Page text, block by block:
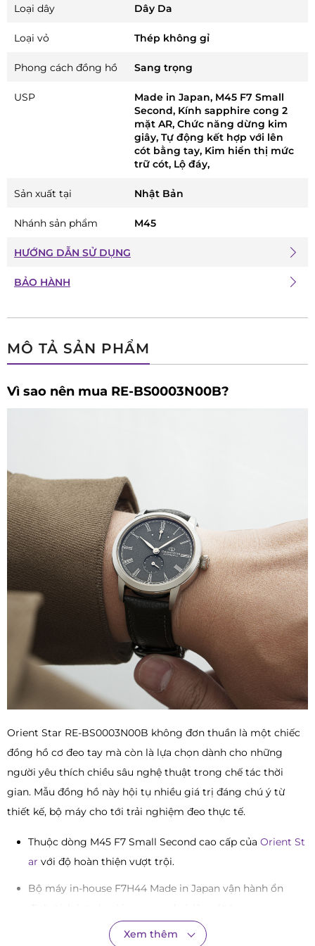
MÔ TẢ SẢN PHẨM
Vì sao nên mua RE-BS0003N00B?
Orient Star RE-BS0003N00B không đơn thuần là một chiếc
đồng hồ cơ đeo tay mà còn là lựa chọn dành cho những
người yêu thích chiều sâu nghệ thuật trong chế tác thời
gian. Mẫu đồng hồ này hội tụ nhiều giá trị đáng chú ý từ
thiết kế, bộ máy cho tới trải nghiệm đeo thực tế.
Thuộc dòng M45 F7 Small Second cao cấp của Orient St
ar với độ hoàn thiện vượt trội.
Bộ máy in-house F7H44 Made in Japan vận hành ổn
Thiết kế mặt số textured độc đáo mang chiều sâu thị
Xem thêm
Loại dây Dây Da
Loại vỏ Thép không gỉ
Phong cách đồng hồ Sang trọng
USP
Made in Japan, M45 F7 Small
Second, Kính sapphire cong 2
mặt AR, Chức năng dừng kim
giây, Tự động kết hợp với lên
cót bằng tay, Kim hiển thị mức
trữ cót, Lộ đáy,
Sản xuất tại Nhật Bản
Nhánh sản phẩm M45
HƯỚNG DẪN SỬ DỤNG
BẢO HÀNH